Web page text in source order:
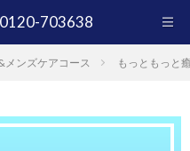
0120-703638
メンズケアコース もっともっと